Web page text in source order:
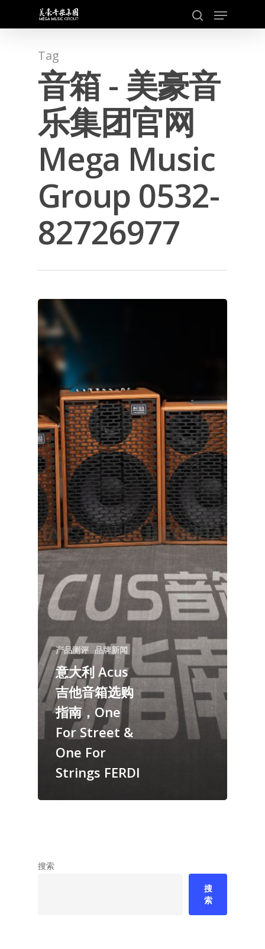
search
Menu
Tag
音箱 - 美豪音
乐集团官网
Mega Music
Group 0532-
82726977
产品测评 品牌新闻
意大利 Acus
吉他音箱选购
指南，One
For Street &
One For
Strings FERDI
搜索
搜
索